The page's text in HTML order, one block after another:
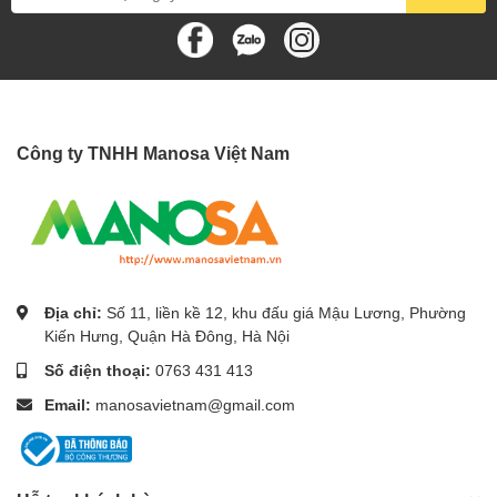
Công ty TNHH Manosa Việt Nam
Địa chỉ: Số 11, liền kề 12, khu đấu giá Mậu Lương, Phường
Kiến Hưng, Quận Hà Đông, Hà Nội
Số điện thoại: 0763 431 413
Email: manosavietnam@gmail.com